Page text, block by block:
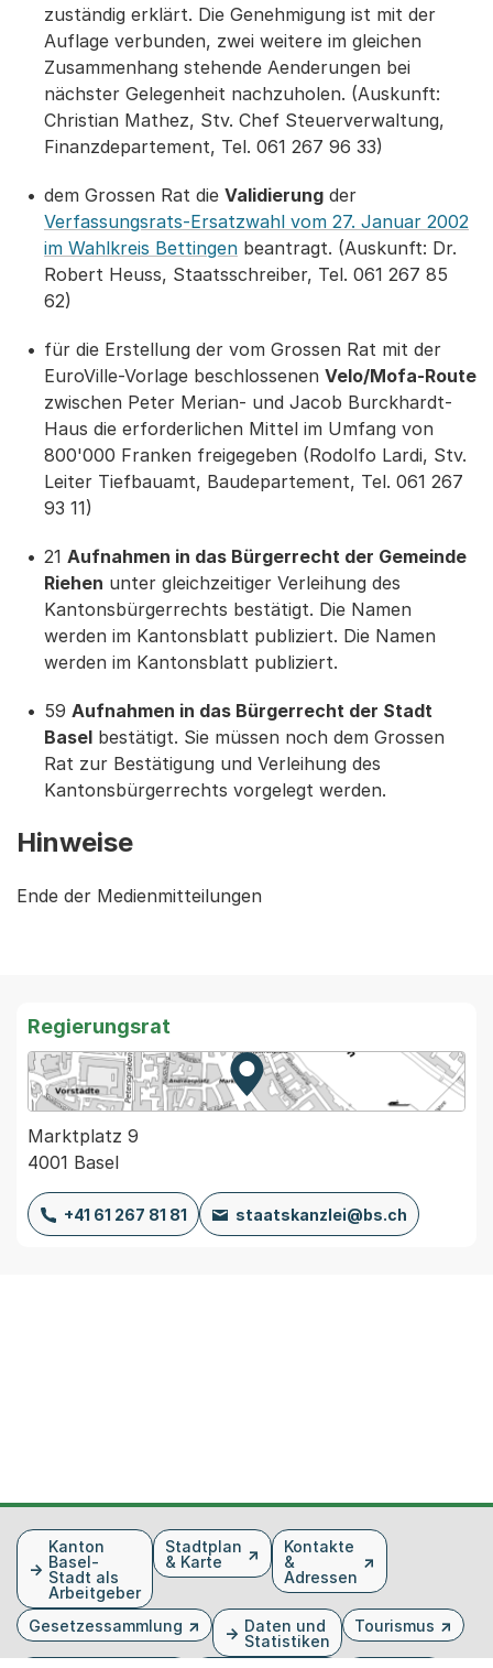
zuständig erklärt. Die Genehmigung ist mit der
Auflage verbunden, zwei weitere im gleichen
Zusammenhang stehende Aenderungen bei
nächster Gelegenheit nachzuholen. (Auskunft:
Christian Mathez, Stv. Chef Steuerverwaltung,
Finanzdepartement, Tel. 061 267 96 33)
dem Grossen Rat die Validierung der
Verfassungsrats-Ersatzwahl vom 27. Januar 2002
im Wahlkreis Bettingen beantragt. (Auskunft: Dr.
Robert Heuss, Staatsschreiber, Tel. 061 267 85
62)
für die Erstellung der vom Grossen Rat mit der
EuroVille-Vorlage beschlossenen Velo/Mofa-Route
zwischen Peter Merian- und Jacob Burckhardt-
Haus die erforderlichen Mittel im Umfang von
800'000 Franken freigegeben (Rodolfo Lardi, Stv.
Leiter Tiefbauamt, Baudepartement, Tel. 061 267
93 11)
21 Aufnahmen in das Bürgerrecht der Gemeinde
Riehen unter gleichzeitiger Verleihung des
Kantonsbürgerrechts bestätigt. Die Namen
werden im Kantonsblatt publiziert. Die Namen
werden im Kantonsblatt publiziert.
59 Aufnahmen in das Bürgerrecht der Stadt
Basel bestätigt. Sie müssen noch dem Grossen
Rat zur Bestätigung und Verleihung des
Kantonsbürgerrechts vorgelegt werden.
Hinweise
Ende der Medienmitteilungen
Regierungsrat
Zur Karte von MapBS.
Externer Link, wird in einem
Marktplatz 9
4001 Basel
+41 61 267 81 81 staatskanzlei@bs.ch
FusszeileKanton
Basel-
Stadt als
Arbeitgeber
Stadtplan
& Karte
Kontakte
&
Adressen
Gesetzessammlung
Daten und
Statistiken
Tourismus